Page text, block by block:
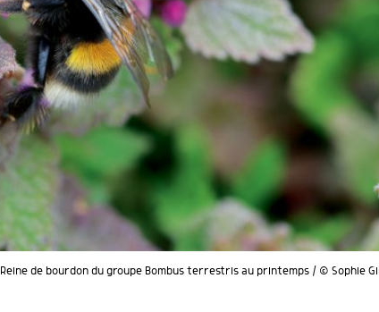
Reine de bourdon du groupe Bombus terrestris au printemps / © Sophie